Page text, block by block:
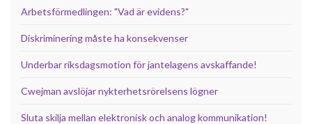
Arbetsförmedlingen: "Vad är evidens?"
Diskriminering måste ha konsekvenser
Underbar riksdagsmotion för jantelagens avskaffande!
Cwejman avslöjar nykterhetsrörelsens lögner
Sluta skilja mellan elektronisk och analog kommunikation!